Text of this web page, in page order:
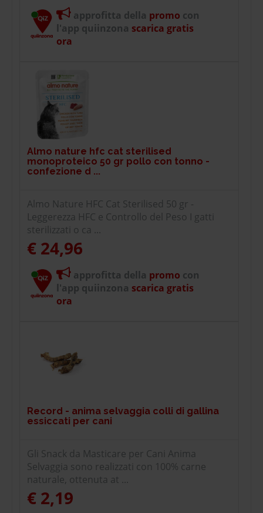
approfitta della promo con
l'app quiinzona scarica gratis
ora
Almo nature hfc cat sterilised
monoproteico 50 gr pollo con tonno -
confezione d ...
Almo Nature HFC Cat Sterilised 50 gr -
Leggerezza HFC e Controllo del Peso I gatti
sterilizzati o ca ...
€ 24,96
approfitta della promo con
l'app quiinzona scarica gratis
ora
Record - anima selvaggia colli di gallina
essiccati per cani
Gli Snack da Masticare per Cani Anima
Selvaggia sono realizzati con 100% carne
naturale, ottenuta at ...
€ 2,19